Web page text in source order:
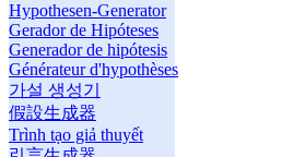
Hypothesen-Generator
Gerador de Hipóteses
Generador de hipótesis
Générateur d'hypothèses
가설 생성기
假設生成器
Trình tạo giả thuyết